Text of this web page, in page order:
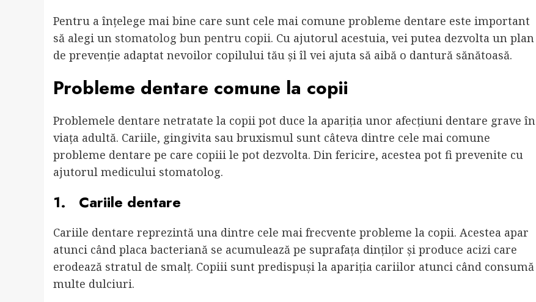
Pentru a înțelege mai bine care sunt cele mai comune probleme dentare este important
să alegi un stomatolog bun pentru copii. Cu ajutorul acestuia, vei putea dezvolta un plan
de prevenție adaptat nevoilor copilului tău și îl vei ajuta să aibă o dantură sănătoasă.
Probleme dentare comune la copii
Problemele dentare netratate la copii pot duce la apariția unor afecțiuni dentare grave în
viața adultă. Cariile, gingivita sau bruxismul sunt câteva dintre cele mai comune
probleme dentare pe care copiii le pot dezvolta. Din fericire, acestea pot fi prevenite cu
ajutorul medicului stomatolog.
1. Cariile dentare
Cariile dentare reprezintă una dintre cele mai frecvente probleme la copii. Acestea apar
atunci când placa bacteriană se acumulează pe suprafața dinților și produce acizi care
erodează stratul de smalț. Copiii sunt predispuși la apariția cariilor atunci când consumă
multe dulciuri.